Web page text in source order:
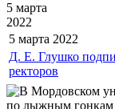
5 марта
2022
5 марта 2022
Д. Е. Глушко
ректоров